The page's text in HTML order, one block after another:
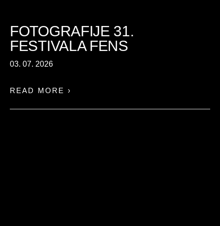
FOTOGRAFIJE 31.
FESTIVALA FENS
03. 07. 2026
READ MORE ›